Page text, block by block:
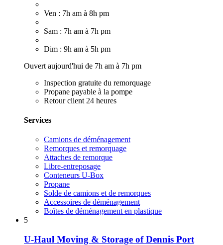
Ven : 7h am à 8h pm
Sam : 7h am à 7h pm
Dim : 9h am à 5h pm
Ouvert aujourd'hui de 7h am à 7h pm
Inspection gratuite du remorquage
Propane payable à la pompe
Retour client 24 heures
Services
Camions de déménagement
Remorques et remorquage
Attaches de remorque
Libre-entreposage
Conteneurs U-Box
Propane
Solde de camions et de remorques
Accessoires de déménagement
Boîtes de déménagement en plastique
5
U-Haul Moving & Storage of Dennis Port